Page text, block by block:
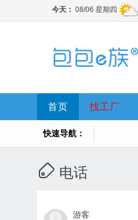
首页 找工厂
快速导航：
电话
游客